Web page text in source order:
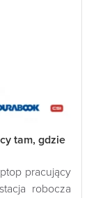
tam, gdzie
pracujący
robocza